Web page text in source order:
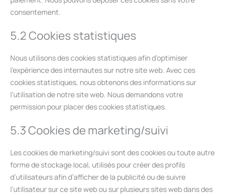
consentement.
5.2 Cookies statistiques
Nous utilisons des cookies statistiques afin d’optimiser
l’expérience des internautes sur notre site web. Avec ces
cookies statistiques, nous obtenons des informations sur
l’utilisation de notre site web. Nous demandons votre
permission pour placer des cookies statistiques.
5.3 Cookies de marketing/suivi
Les cookies de marketing/suivi sont des cookies ou toute autre
forme de stockage local, utilisés pour créer des profils
d’utilisateurs afin d’afficher de la publicité ou de suivre
l’utilisateur sur ce site web ou sur plusieurs sites web dans des